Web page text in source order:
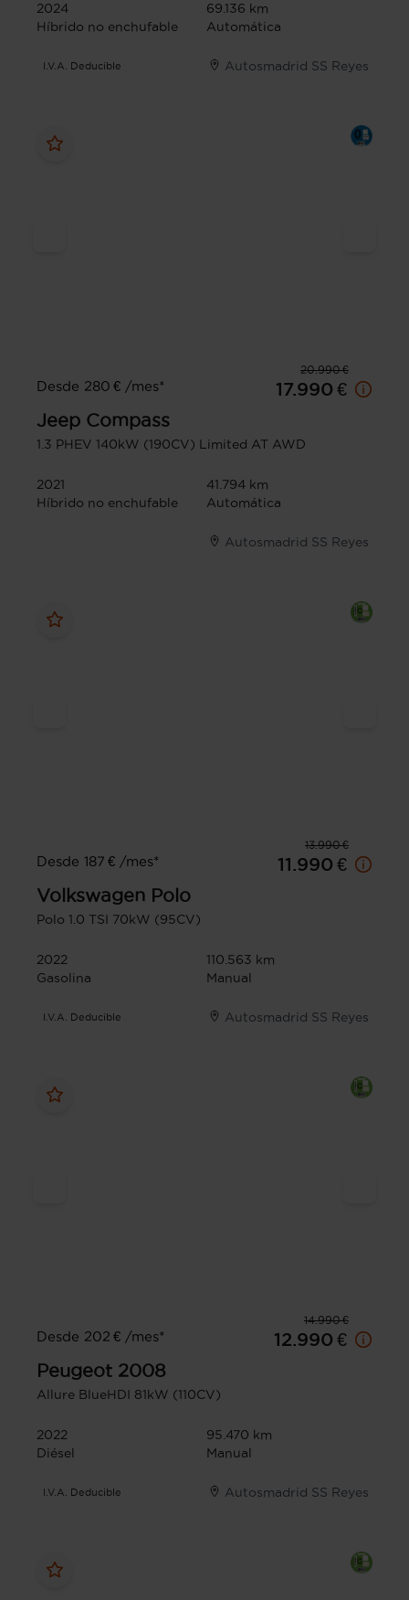
2024
69.136 km
Híbrido no enchufable
Automática
I.V.A. Deducible Autosmadrid SS Reyes
20.990 €
Desde 280 € /mes*
17.990 €
Jeep Compass
1.3 PHEV 140kW (190CV) Limited AT AWD
2021
41.794 km
Híbrido no enchufable
Automática
Autosmadrid SS Reyes
13.990 €
Desde 187 € /mes*
11.990 €
Volkswagen Polo
Polo 1.0 TSI 70kW (95CV)
2022
110.563 km
Gasolina
Manual
I.V.A. Deducible Autosmadrid SS Reyes
14.990 €
Desde 202 € /mes*
12.990 €
Peugeot 2008
Allure BlueHDI 81kW (110CV)
2022
95.470 km
Diésel
Manual
I.V.A. Deducible Autosmadrid SS Reyes